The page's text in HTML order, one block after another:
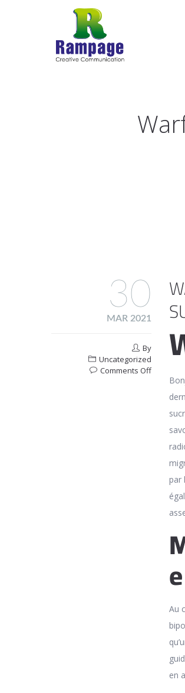
par
Au
en
30
MAR 2021
By
Uncategorized
Comments Offon
Warfarin